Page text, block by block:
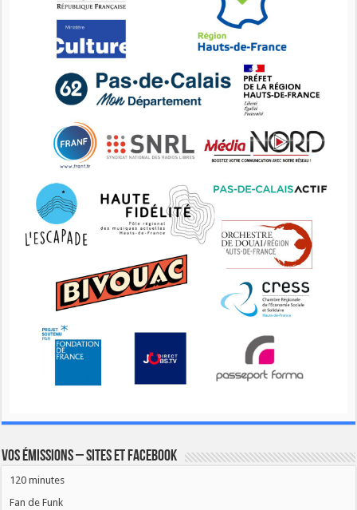
Vos émissions – Sites et Facebook
120 minutes
Fan de Funk